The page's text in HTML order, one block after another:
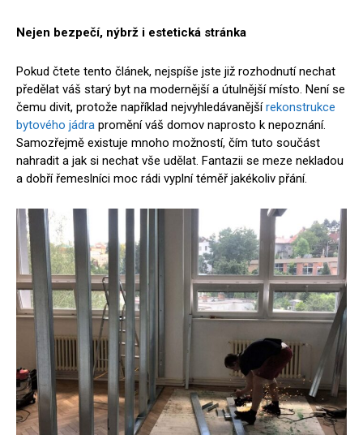
Nejen bezpečí, nýbrž i estetická stránka
Pokud čtete tento článek, nejspíše jste již rozhodnutí nechat
předělat váš starý byt na modernější a útulnější místo. Není se
čemu divit, protože například nejvyhledávanějšírekonstrukce
bytového jádra promění váš domov naprosto k nepoznání.
Samozřejmě existuje mnoho možností, čím tuto součást
nahradit a jak si nechat vše udělat. Fantazii se meze nekladou
a dobří řemeslníci moc rádi vyplní téměř jakékoliv přání.